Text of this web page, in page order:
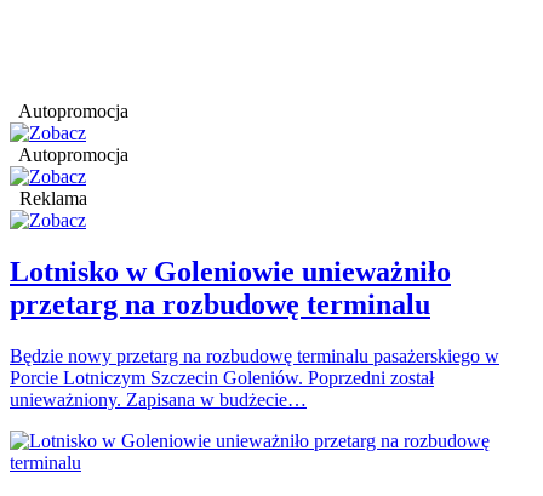
Autopromocja
Autopromocja
Reklama
Lotnisko w Goleniowie unieważniło
przetarg na rozbudowę terminalu
Będzie nowy przetarg na rozbudowę terminalu pasażerskiego w
Porcie Lotniczym Szczecin Goleniów. Poprzedni został
unieważniony. Zapisana w budżecie…